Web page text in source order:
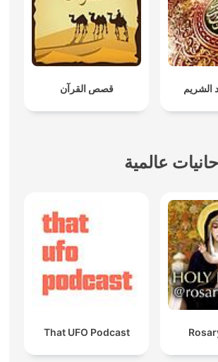
الشريم قصص القرآن
عالمية
That UFO Podcast